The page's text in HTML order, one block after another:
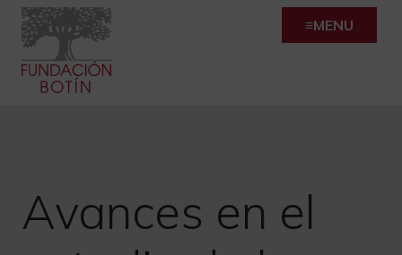
Skip
content
MENU
Avances en el